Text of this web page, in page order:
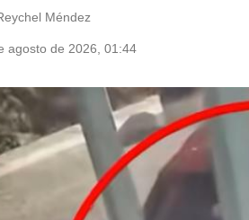
Méndez
agosto de 2026, 01:44